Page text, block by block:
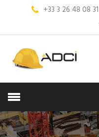
+33 3 26 48 08 31